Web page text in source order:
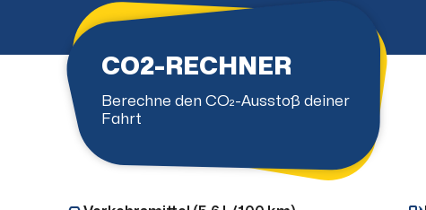
CO2-RECHNER
Berechne den CO₂-Ausstoß deiner
Fahrt